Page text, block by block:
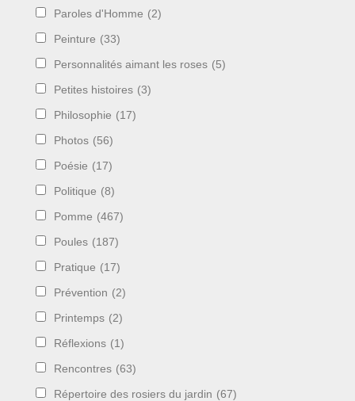
Paroles d'Homme (2)
Peinture (33)
Personnalités aimant les roses (5)
Petites histoires (3)
Philosophie (17)
Photos (56)
Poésie (17)
Politique (8)
Pomme (467)
Poules (187)
Pratique (17)
Prévention (2)
Printemps (2)
Réflexions (1)
Rencontres (63)
Répertoire des rosiers du jardin (67)